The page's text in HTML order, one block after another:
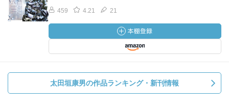
459 4.21 21
太田垣康男の作品ランキング・新刊情報